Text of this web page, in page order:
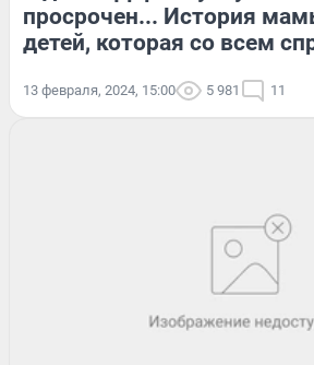
просрочен... История
детей, которая со всем
13 февраля, 2024, 15:00 5 981 11